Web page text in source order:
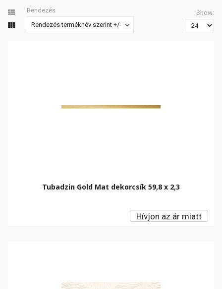
Rendezés
Rendezés terméknév szerint +/-
Show:
Tubadzin Gold Mat dekorcsík 59,8 x 2,3
Hívjon az ár miatt